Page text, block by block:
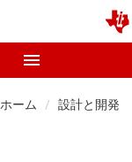
ホーム 設計と開発